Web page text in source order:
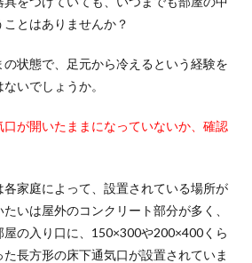
ガス回収を行わなくてはなりません。このガス回
外壁塗装を自分でするときは準備が大
切！失敗しないポイント
とはありませんか？
状態で、足元から冷えるという経験を
いでしょうか。
口が開いたままになっていないか、確認
各家庭によって、設置されている場所が
いは屋外のコンクリート部分が多く、
の入り口に、150×300や200×400くら
長方形の床下通気口が設置されていま